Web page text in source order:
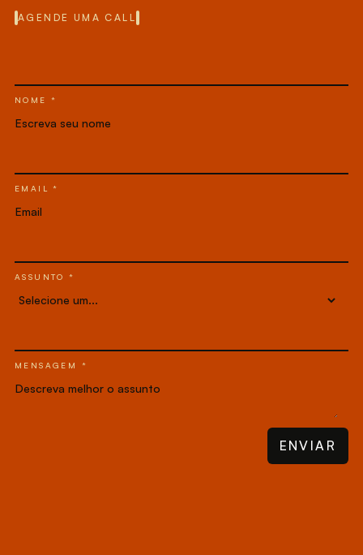
AGENDE UMA CALL
NOME *
EMAIL *
ASSUNTO *
MENSAGEM *